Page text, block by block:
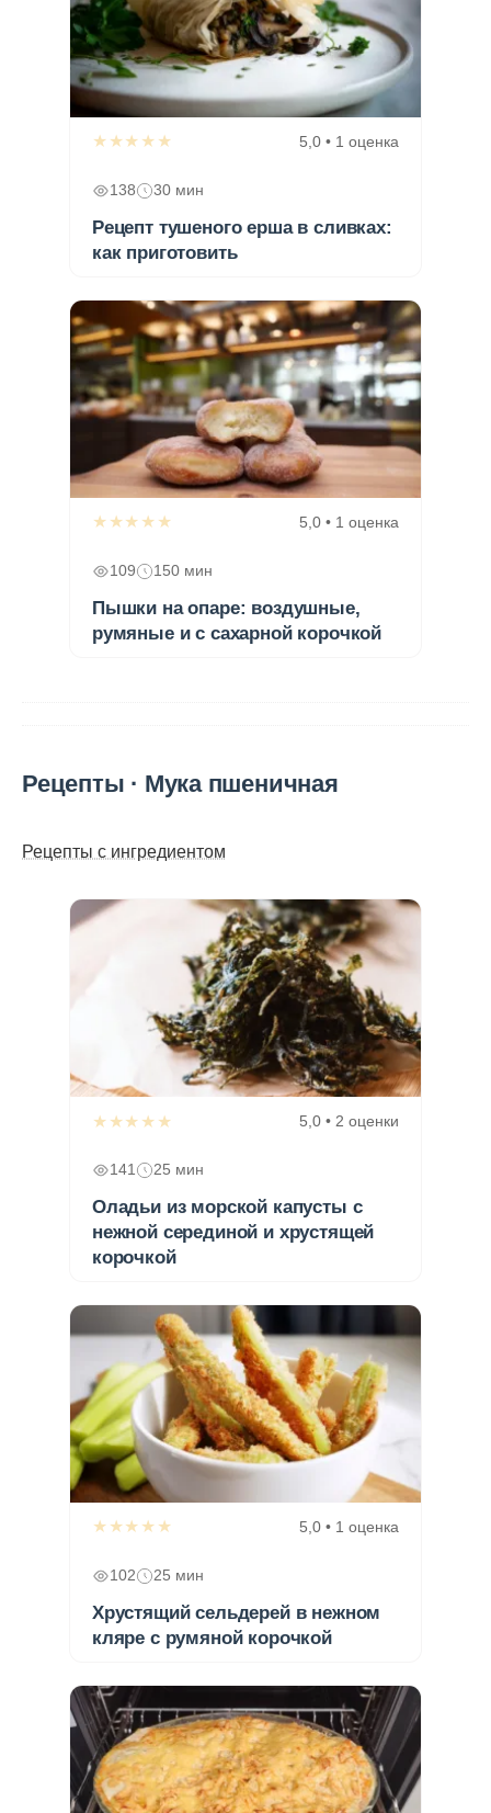
★★★★★ 5,0 • 1 оценка
138 30 мин
Рецепт тушеного ерша в сливках:
как приготовить
★★★★★ 5,0 • 1 оценка
109 150 мин
Пышки на опаре: воздушные,
румяные и с сахарной корочкой
Рецепты · Мука пшеничная
Рецепты с ингредиентом
★★★★★ 5,0 • 2 оценки
141 25 мин
Оладьи из морской капусты с
нежной серединой и хрустящей
корочкой
★★★★★ 5,0 • 1 оценка
102 25 мин
Хрустящий сельдерей в нежном
кляре с румяной корочкой